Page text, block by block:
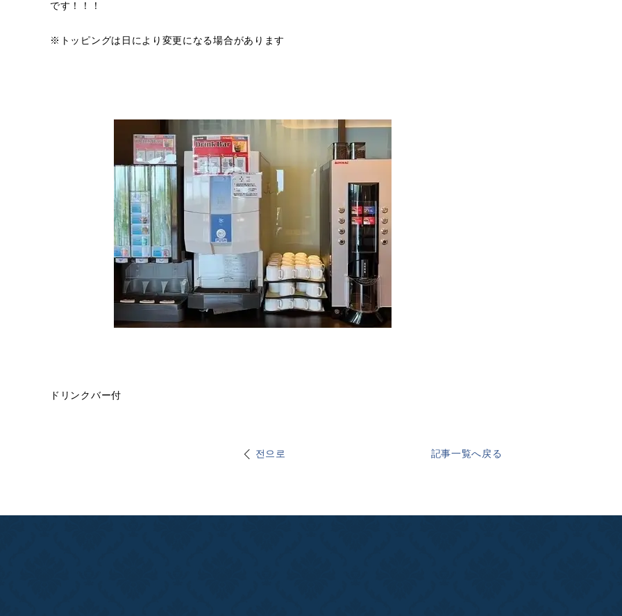
です！！！
※トッピングは日により変更になる場合があります
ドリンクバー付
전으로 記事一覧へ戻る